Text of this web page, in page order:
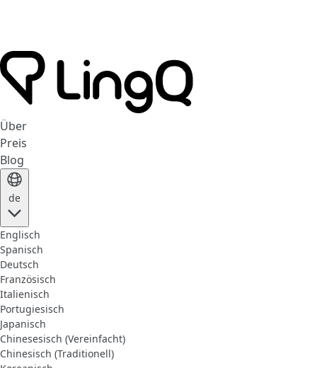
Über
Preis
Blog
de
Englisch
Spanisch
Deutsch
Französisch
Italienisch
Portugiesisch
Japanisch
Chinesesisch (Vereinfacht)
Chinesisch (Traditionell)